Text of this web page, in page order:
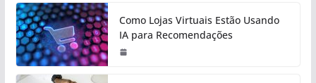
Como Lojas Virtuais Estão Usando
IA para Recomendações